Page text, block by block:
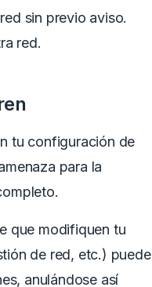
sin previo aviso.
red.
tu configuración de
para la
que modifiquen tu
de red, etc.) puede
anulándose así